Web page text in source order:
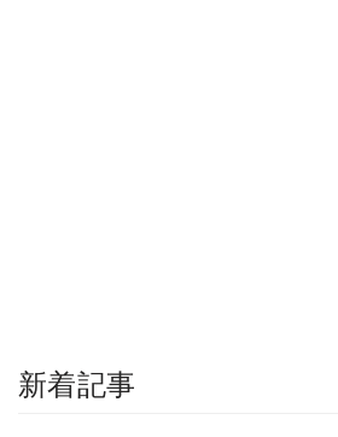
新着記事